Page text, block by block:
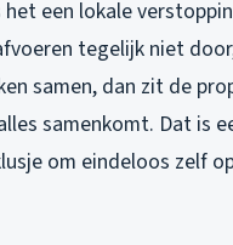
een lokale
tegelijk niet
samen, dan zit de
samenkomt. Dat is
om eindeloos zelf